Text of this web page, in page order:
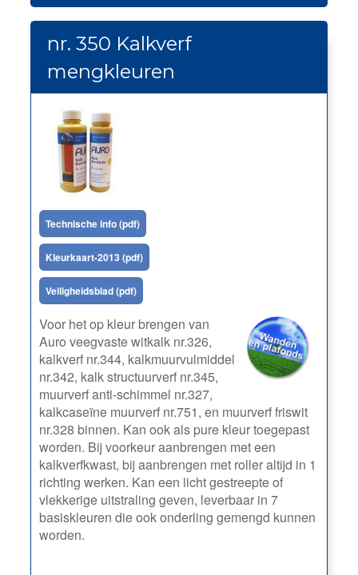
nr. 350 Kalkverf
mengkleuren
Technische info (pdf)
Kleurkaart-2013 (pdf)
Veiligheidsblad (pdf)
Voor het op kleur brengen van
Auro veegvaste witkalk nr.326,
kalkverf nr.344, kalkmuurvulmiddel
nr.342, kalk structuurverf nr.345,
muurverf anti-schimmel nr.327,
kalkcaseïne muurverf nr.751, en muurverf friswit
nr.328 binnen. Kan ook als pure kleur toegepast
worden. Bij voorkeur aanbrengen met een
kalkverfkwast, bij aanbrengen met roller altijd in 1
richting werken. Kan een licht gestreepte of
vlekkerige uitstraling geven, leverbaar in 7
basiskleuren die ook onderling gemengd kunnen
worden.